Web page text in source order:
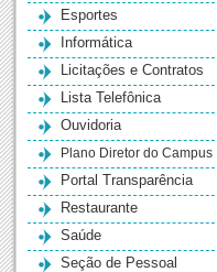
Esportes
Informática
Licitações e Contratos
Lista Telefônica
Ouvidoria
Plano Diretor do Campus
Portal Transparência
Restaurante
Saúde
Seção de Pessoal